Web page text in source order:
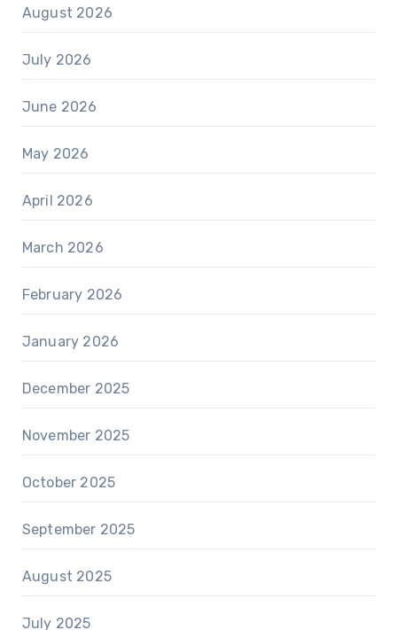
August 2026
July 2026
June 2026
May 2026
April 2026
March 2026
February 2026
January 2026
December 2025
November 2025
October 2025
September 2025
August 2025
July 2025